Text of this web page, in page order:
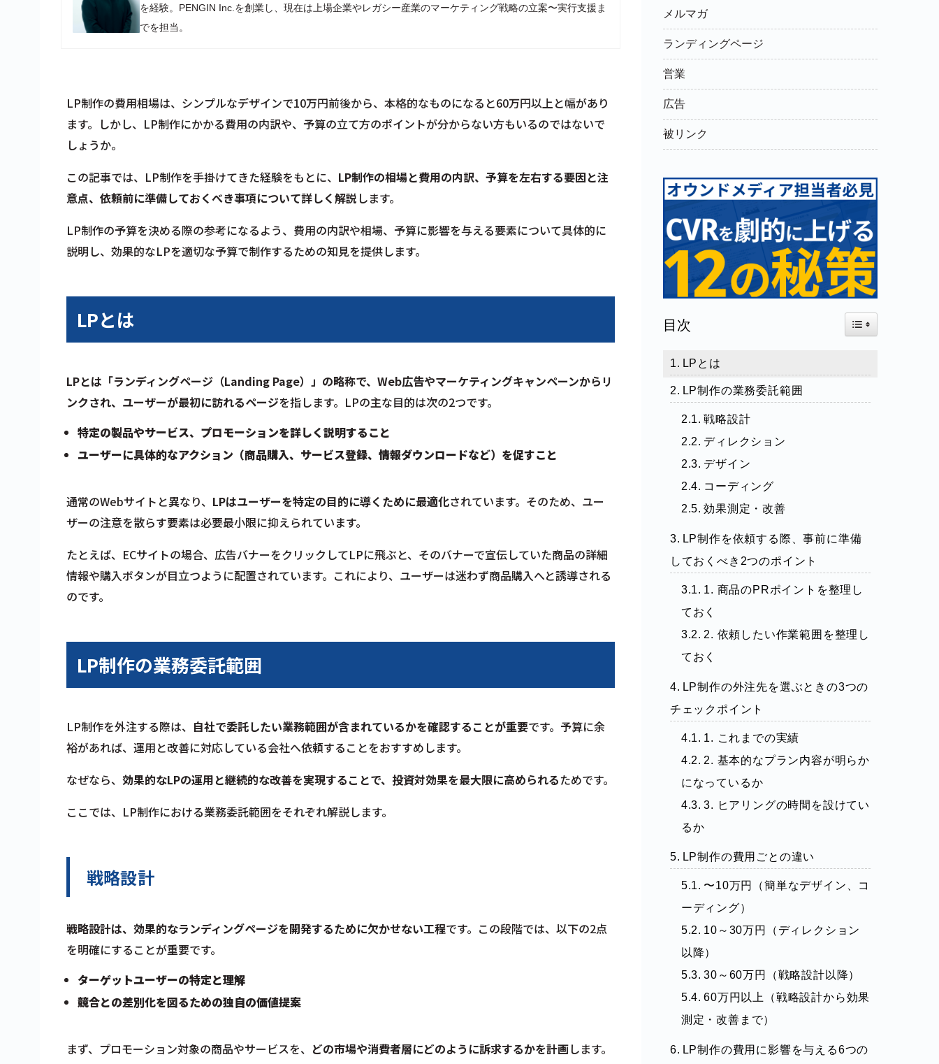
を経験。PENGIN Inc.を創業し、現在は上場企業やレガシー産業のマーケティング戦略の立案〜実行支援ま
でを担当。
LP制作の費用相場は、シンプルなデザインで10万円前後から、本格的なものになると60万円以上と幅があり
ます。しかし、LP制作にかかる費用の内訳や、予算の立て方のポイントが分からない方もいるのではないで
しょうか。
この記事では、LP制作を手掛けてきた経験をもとに、 LP制作の相場と費用の内訳、予算を左右する要因と注
意点、依頼前に準備しておくべき事項について詳しく解説 します。
LP制作の予算を決める際の参考になるよう、費用の内訳や相場、予算に影響を与える要素について具体的に
説明し、効果的なLPを適切な予算で制作するための知見を提供します。
LPとは
LPとは「ランディングページ（Landing Page）」の略称で、Web広告やマーケティングキャンペーンからリ
ンクされ、ユーザーが最初に訪れるページを指します。LPの主な目的は次の2つです。
特定の製品やサービス、プロモーションを詳しく説明すること
ユーザーに具体的なアクション（商品購入、サービス登録、情報ダウンロードなど）を促すこと
通常のWebサイトと異なり、 LPはユーザーを特定の目的に導くために最適化されています。そのため、ユー
ザーの注意を散らす要素は必要最小限に抑えられています。
たとえば、ECサイトの場合、広告バナーをクリックしてLPに飛ぶと、そのバナーで宣伝していた商品の詳細
情報や購入ボタンが目立つように配置されています。これにより、ユーザーは迷わず商品購入へと誘導される
のです。
LP制作の業務委託範囲
LP制作を外注する際は、 自社で委託したい業務範囲が含まれているかを確認することが重要です。予算に余
裕があれば、運用と改善に対応している会社へ依頼することをおすすめします。
なぜなら、 効果的なLPの運用と継続的な改善を実現することで、投資対効果を最大限に高められるためです。
ここでは、LP制作における業務委託範囲をそれぞれ解説します。
戦略設計
戦略設計は、効果的なランディングページを開発するために欠かせない工程です。この段階では、以下の2点
を明確にすることが重要です。
ターゲットユーザーの特定と理解
競合との差別化を図るための独自の価値提案
まず、プロモーション対象の商品やサービスを、 どの市場や消費者層にどのように訴求するかを計画します。
メルマガ
ランディングページ
営業
広告
被リンク
目次 Toggle Table of
LPとは
LP制作の業務委託範囲
戦略設計
ディレクション
デザイン
コーディング
効果測定・改善
LP制作を依頼する際、事前に準備
しておくべき2つのポイント
1. 商品のPRポイントを整理し
ておく
2. 依頼したい作業範囲を整理し
ておく
LP制作の外注先を選ぶときの3つの
チェックポイント
1. これまでの実績
2. 基本的なプラン内容が明らか
になっているか
3. ヒアリングの時間を設けてい
るか
LP制作の費用ごとの違い
〜10万円（簡単なデザイン、コ
ーディング）
10～30万円（ディレクション
以降）
30～60万円（戦略設計以降）
60万円以上（戦略設計から効果
測定・改善まで）
LP制作の費用に影響を与える6つの